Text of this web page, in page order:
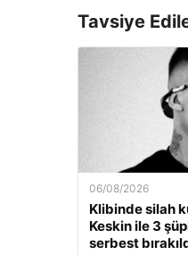
Tavsiye
06/08/2026
Klibinde silah
Keskin ile 3
serbest